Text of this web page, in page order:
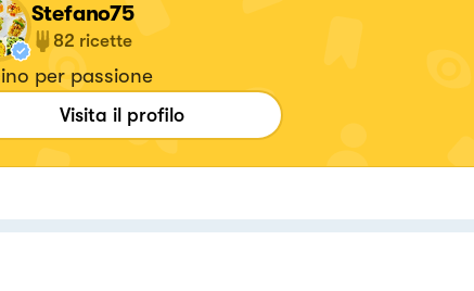
Stefano75
82 ricette
per passione
Visita il profilo